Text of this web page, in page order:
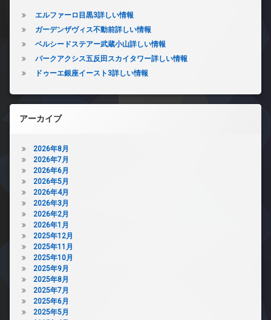
エルファーロ目黒3詳しい情報
ガーデンザヴィス不動前詳しい情報
ベルシードステアー武蔵小山詳しい情報
パークアクシス五反田スカイタワー詳しい情報
ドゥーエ銀座イースト3詳しい情報
アーカイブ
2026年8月
2026年7月
2026年6月
2026年5月
2026年4月
2026年3月
2026年2月
2026年1月
2025年12月
2025年11月
2025年10月
2025年9月
2025年8月
2025年7月
2025年6月
2025年5月